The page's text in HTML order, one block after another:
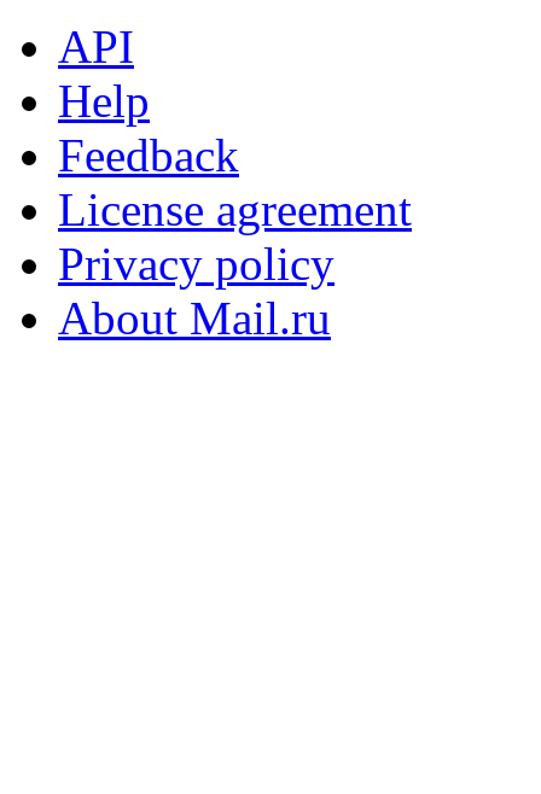
API
Help
Feedback
License agreement
Privacy policy
About Mail.ru